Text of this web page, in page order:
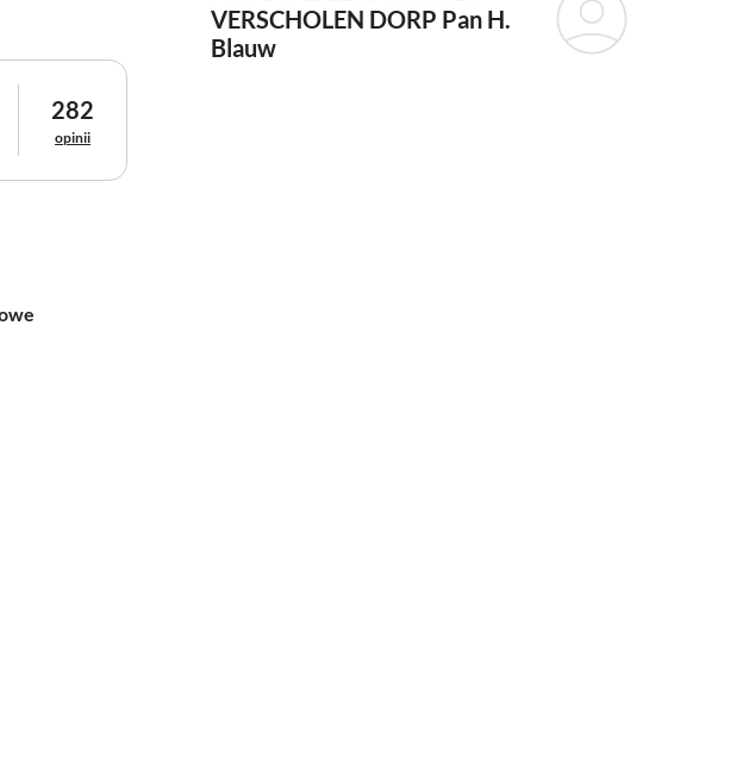
282
opinii
VERSCHOLEN DORP Pan H.
Blauw